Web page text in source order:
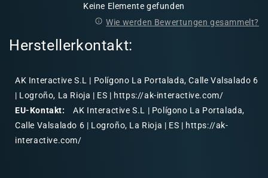
Keine Elemente gefunden
Wie werden Bewertungen gesammelt?
Herstellerkontakt:
AK Interactive S.L | Polígono La Portalada, Calle Valsalado 6
| Logroño, La Rioja | ES | https://ak-interactive.com/
EU-Kontakt:
AK Interactive S.L | Polígono La Portalada,
Calle Valsalado 6 | Logroño, La Rioja | ES | https://ak-
interactive.com/